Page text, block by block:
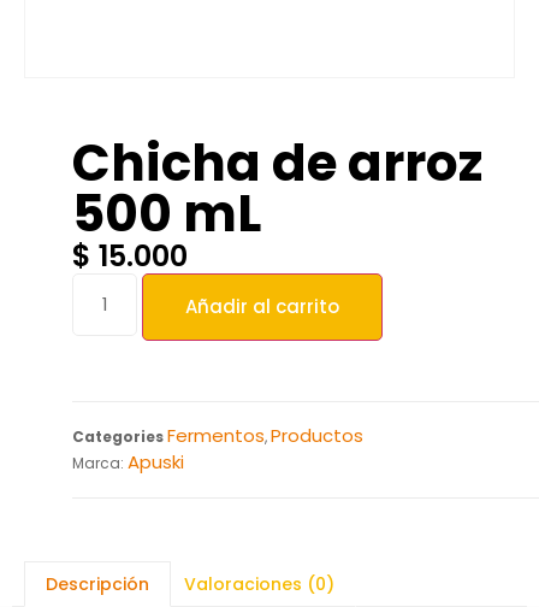
Chicha de arroz
500 mL
$ 15.000
Añadir al carrito
CategoriesFermentos,Productos
Marca: Apuski
Descripción Valoraciones (0)